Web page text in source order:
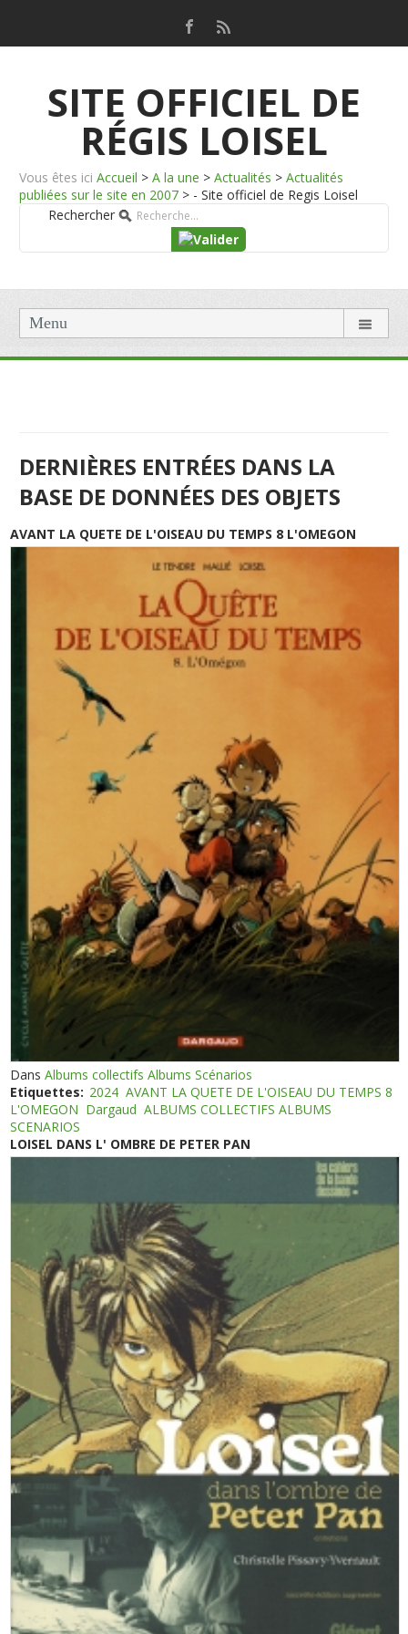
SITE OFFICIEL DE
RÉGIS LOISEL
Vous êtes ici Accueil > A la une > Actualités > Actualités
publiées sur le site en 2007 > - Site officiel de Regis Loisel
Rechercher
Menu
DERNIÈRES ENTRÉES DANS LA
BASE DE DONNÉES DES OBJETS
AVANT LA QUETE DE L'OISEAU DU TEMPS 8 L'OMEGON
DansAlbums collectifs Albums Scénarios
Etiquettes: 2024 AVANT LA QUETE DE L'OISEAU DU TEMPS 8
L'OMEGON Dargaud ALBUMS COLLECTIFS ALBUMS
SCENARIOS
LOISEL DANS L' OMBRE DE PETER PAN